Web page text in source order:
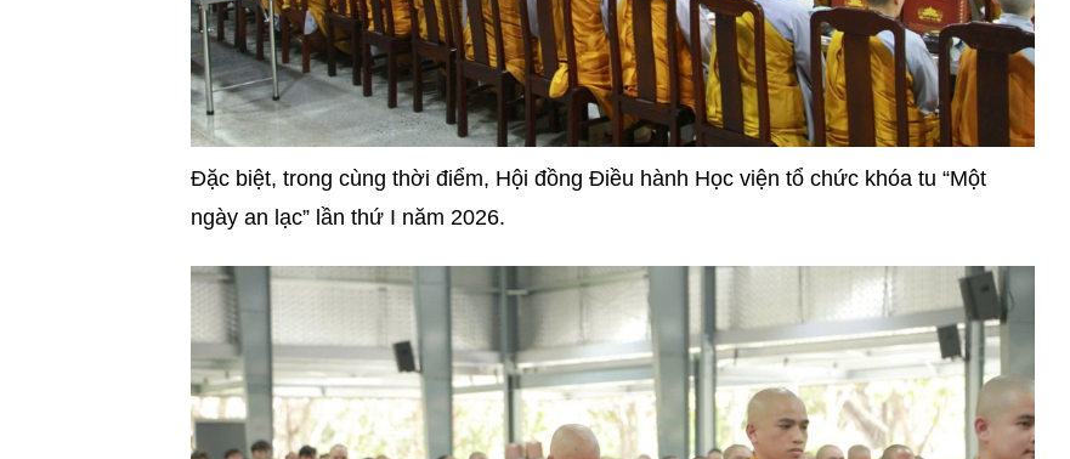
Đặc biệt, trong cùng thời điểm, Hội đồng Điều hành Học viện tổ chức khóa tu “Một
ngày an lạc” lần thứ I năm 2026.